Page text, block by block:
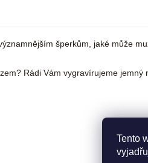
Tento
šperkům, jaké může
Rádi Vám vygravírujeme